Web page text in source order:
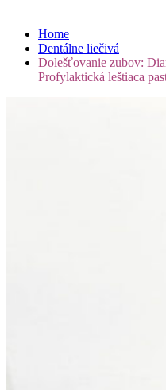
Home
Dentálne liečivá
Dolešťovanie zubov:
Profylaktická leštiaca